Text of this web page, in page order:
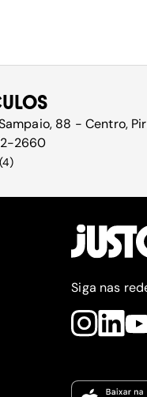
88 - Centro,
2660
(4)
Siga nas